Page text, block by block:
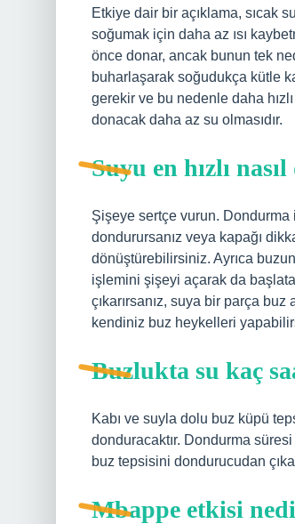
Etkiye dair bir açıklama, sıcak
soğumak için daha az ısı
önce donar, ancak bunun tek
buharlaşarak soğudukça kütle
gerekir ve bu nedenle daha
donacak daha az su olmasıdır.
Suyu en hızlı
Şişeye sertçe vurun. Dondurma
dondurursanız veya kapağı
dönüştürebilirsiniz. Ayrıca
işlemini şişeyi açarak da
çıkarırsanız, suya bir parça
kendiniz buz heykelleri
Buzlukta su kaç
Kabı ve suyla dolu buz küpü
donduracaktır. Dondurma
buz tepsisini dondurucudan
Mbappe etkisi